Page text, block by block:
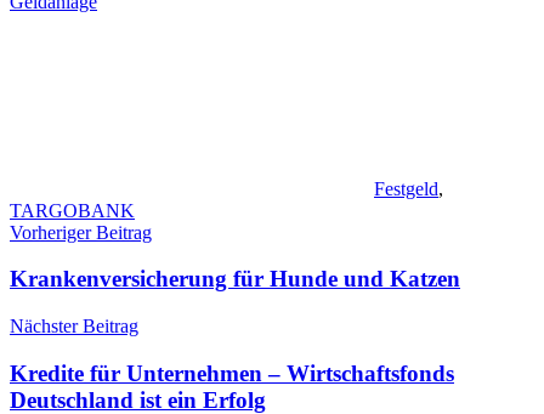
Festgeld,
TARGOBANK
Beitragsnavigation
Vorheriger Beitrag
Krankenversicherung für Hunde und Katzen
Nächster Beitrag
Kredite für Unternehmen – Wirtschaftsfonds
Deutschland ist ein Erfolg